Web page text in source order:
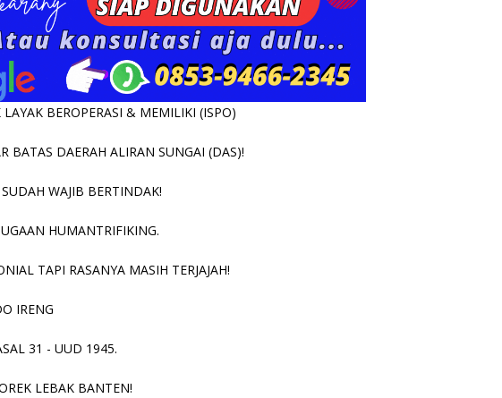
BEROPERASI & MEMILIKI (ISPO)
BATAS DAERAH ALIRAN SUNGAI (DAS)!
WAJIB BERTINDAK!
HUMANTRIFIKING.
TAPI RASANYA MASIH TERJAJAH!
IRENG
31 - UUD 1945.
LEBAK BANTEN!